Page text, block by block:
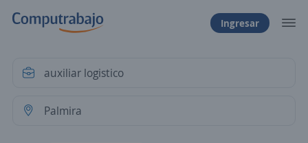
Ingresar